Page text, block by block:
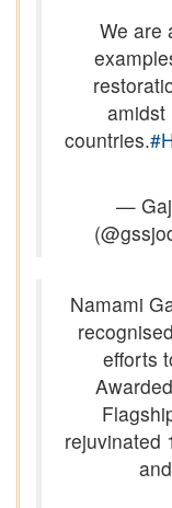
We are
amidst
countries.
—
Namami
efforts
Awarded
rejuvinated